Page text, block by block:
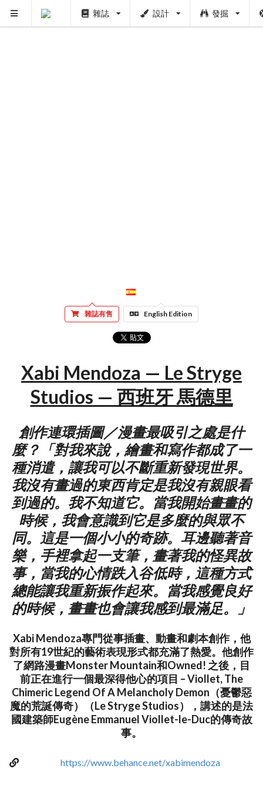
雜誌 設計 發掘
雜誌有售 English Edition
Xabi Mendoza — Le Stryge
Studios — 西班牙 馬德里
創作連環插圖／漫畫最吸引之處是什
麼？「對我來說，繪畫和寫作都成了一
種消遣，讓我可以不斷重新發現世界。
我沒有畫過的東西肯定是我沒有親眼看
到過的。我不知道它。當我開始畫畫的
時候，我會意識到它是多麼的與眾不
同。這是一個小小的奇跡。耳邊聽著音
樂，手裡拿起一支筆，畫著我的怪異故
事，當我的心情跌入谷低時，這種方式
總能讓我重新振作起來。當我感覺良好
的時候，畫畫也會讓我感到最滿足。」
Xabi Mendoza專門從事插畫、動畫和劇本創作，他
對所有19世紀的藝術表現形式都充滿了熱愛。他創作
了網路漫畫Monster Mountain和Owned! 之後，目
前正在進行一個最深得他心的項目 – Viollet, The
Chimeric Legend Of A Melancholy Demon（憂鬱惡
魔的荒誕傳奇）（Le Stryge Studios），講述的是法
國建築師Eugène Emmanuel Viollet-le-Duc的傳奇故
事。
https://www.behance.net/xabimendoza